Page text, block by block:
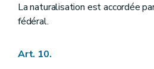
Art. 120
La naturalisation est accordée
fédéral.
Art. 10.